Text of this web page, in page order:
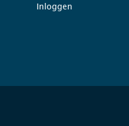
Inloggen